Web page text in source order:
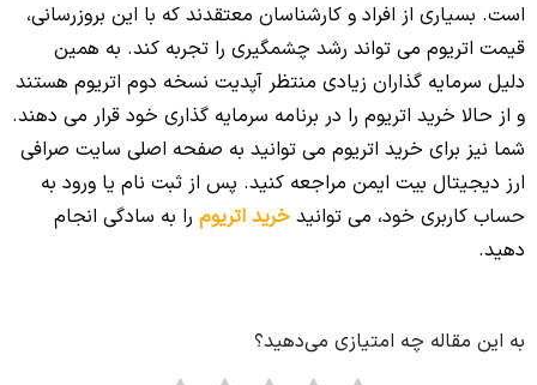
است. بسیاری از افراد و کارشناسان معتقدند که با این بروزرسانی،
قیمت اتریوم می تواند رشد چشمگیری را تجربه کند. به همین
دلیل سرمایه گذاران زیادی منتظر آپدیت نسخه دوم اتریوم هستند
و از حالا خرید اتریوم را در برنامه سرمایه گذاری خود قرار می دهند.
شما نیز برای خرید اتریوم می توانید به صفحه اصلی سایت صرافی
ارز دیجیتال بیت ایمن مراجعه کنید. پس از ثبت نام یا ورود به
حساب کاربری خود، می توانید خرید اتریوم را به سادگی انجام
دهید.
به این مقاله چه امتیازی می‌دهید؟